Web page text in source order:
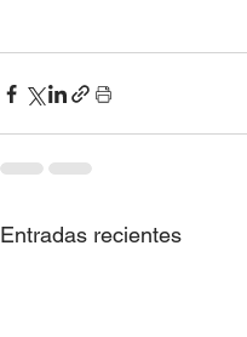
Entradas recientes